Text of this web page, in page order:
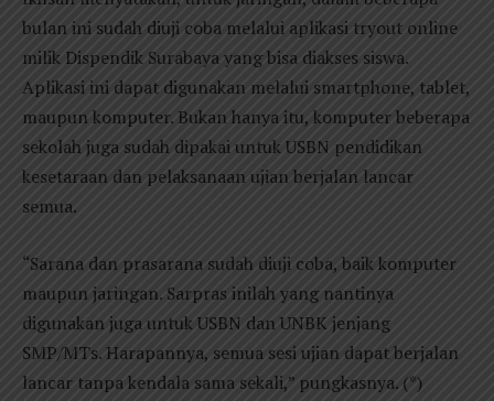
bulan ini sudah diuji coba melalui aplikasi tryout online
milik Dispendik Surabaya yang bisa diakses siswa.
Aplikasi ini dapat digunakan melalui smartphone, tablet,
maupun komputer. Bukan hanya itu, komputer beberapa
sekolah juga sudah dipakai untuk USBN pendidikan
kesetaraan dan pelaksanaan ujian berjalan lancar
semua.
“Sarana dan prasarana sudah diuji coba, baik komputer
maupun jaringan. Sarpras inilah yang nantinya
digunakan juga untuk USBN dan UNBK jenjang
SMP/MTs. Harapannya, semua sesi ujian dapat berjalan
lancar tanpa kendala sama sekali,” pungkasnya. (*)